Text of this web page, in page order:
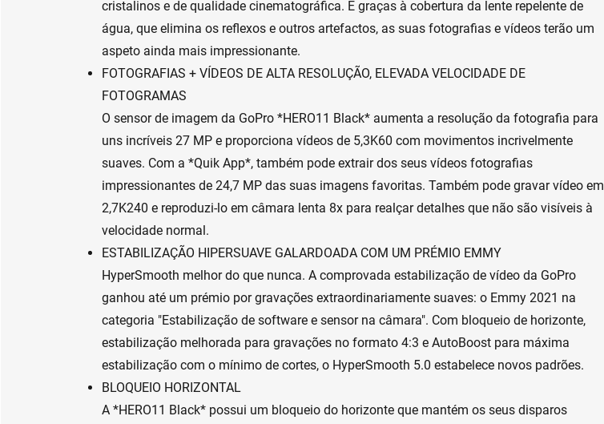
cristalinos e de qualidade cinematográfica. E graças à cobertura da lente repelente de
água, que elimina os reflexos e outros artefactos, as suas fotografias e vídeos terão um
aspeto ainda mais impressionante.
FOTOGRAFIAS + VÍDEOS DE ALTA RESOLUÇÃO, ELEVADA VELOCIDADE DE
FOTOGRAMAS
O sensor de imagem da GoPro *HERO11 Black* aumenta a resolução da fotografia para
uns incríveis 27 MP e proporciona vídeos de 5,3K60 com movimentos incrivelmente
suaves. Com a *Quik App*, também pode extrair dos seus vídeos fotografias
impressionantes de 24,7 MP das suas imagens favoritas. Também pode gravar vídeo em
2,7K240 e reproduzi-lo em câmara lenta 8x para realçar detalhes que não são visíveis à
velocidade normal.
ESTABILIZAÇÃO HIPERSUAVE GALARDOADA COM UM PRÉMIO EMMY
HyperSmooth melhor do que nunca. A comprovada estabilização de vídeo da GoPro
ganhou até um prémio por gravações extraordinariamente suaves: o Emmy 2021 na
categoria "Estabilização de software e sensor na câmara". Com bloqueio de horizonte,
estabilização melhorada para gravações no formato 4:3 e AutoBoost para máxima
estabilização com o mínimo de cortes, o HyperSmooth 5.0 estabelece novos padrões.
BLOQUEIO HORIZONTAL
A *HERO11 Black* possui um bloqueio do horizonte que mantém os seus disparos